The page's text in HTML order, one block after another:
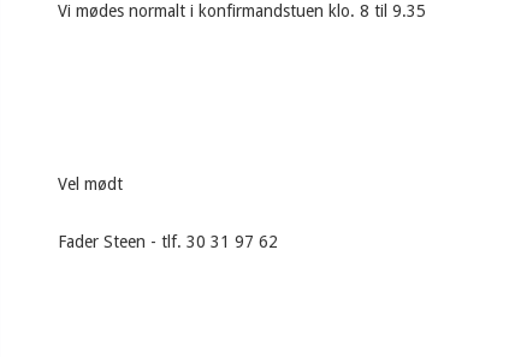
Vi mødes normalt i konfirmandstuen klo. 8 til 9.35
Vel mødt
Fader Steen - tlf. 30 31 97 62